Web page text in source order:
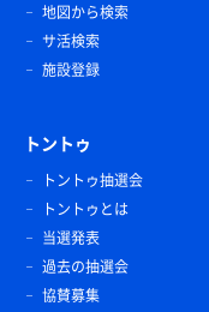
地図から検索
サ活検索
施設登録
トントゥ
トントゥ抽選会
トントゥとは
当選発表
過去の抽選会
協賛募集